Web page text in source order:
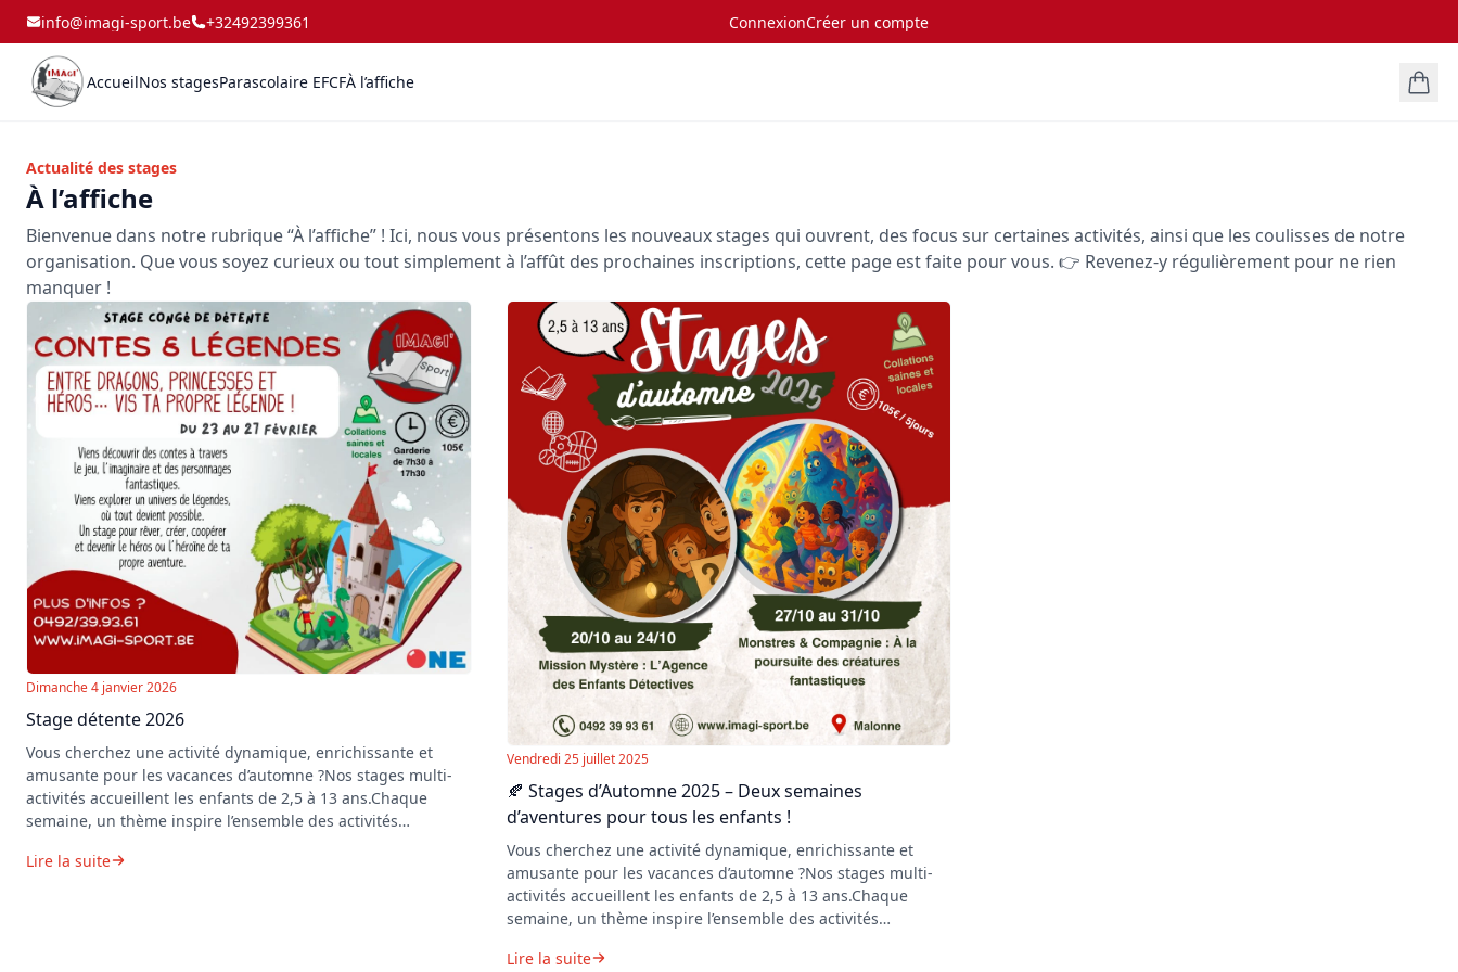
info@imagi-sport.be +32492399361 ConnexionCréer un compte
AccueilNos stagesParascolaire EFCFÀ l’affiche
Actualité des stages
À l’affiche
Bienvenue dans notre rubrique “À l’affiche” ! Ici, nous vous présentons les nouveaux stages qui ouvrent, des focus sur certaines activités, ainsi que les coulisses de notre
organisation. Que vous soyez curieux ou tout simplement à l’affût des prochaines inscriptions, cette page est faite pour vous. 👉 Revenez-y régulièrement pour ne rien
manquer !
Dimanche 4 janvier 2026
Stage détente 2026
Vous cherchez une activité dynamique, enrichissante et
amusante pour les vacances d’automne ?Nos stages multi-
activités accueillent les enfants de 2,5 à 13 ans.Chaque
semaine, un thème inspire l’ensemble des activités
grands jeux extérieurs, théâtre, expression, mini-projets…
Lire la suite
Vendredi 25 juillet 2025
🍂 Stages d’Automne 2025 – Deux semaines
d’aventures pour tous les enfants !
Vous cherchez une activité dynamique, enrichissante et
amusante pour les vacances d’automne ?Nos stages multi-
activités accueillent les enfants de 2,5 à 13 ans.Chaque
semaine, un thème inspire l’ensemble des activités
grands jeux extérieurs, théâtre, expression, mini-projets…
Lire la suite